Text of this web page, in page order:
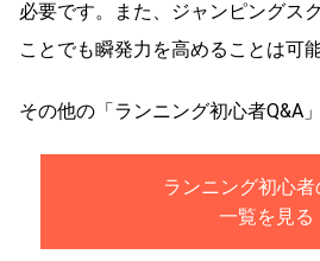
必要です。また、ジャンピングス
ことでも瞬発力を高めることは可能
その他の「ランニング初心者Q&A
ランニング初心者
一覧を見る